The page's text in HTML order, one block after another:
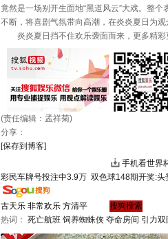
竟然是一场别开生面地“黑道风云”大戏。整
不断，将喜剧气氛带向高潮，在炎炎夏日为观
炎炎夏日挡不住欢乐袭面而来，更多精彩
(责任编辑：孟祥菊)
分享：
[保存到博客]
手机看世界
彩民车牌号投注中3.9万 双色球148期开奖:
热词： 死亡航班 饲养蜘蛛侠 夺命房间 引力双